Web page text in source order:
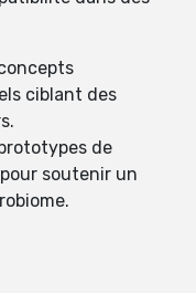
ciblant des
de
soutenir un